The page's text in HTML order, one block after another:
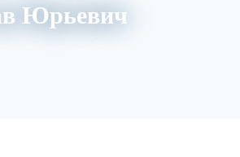
Юрьевич